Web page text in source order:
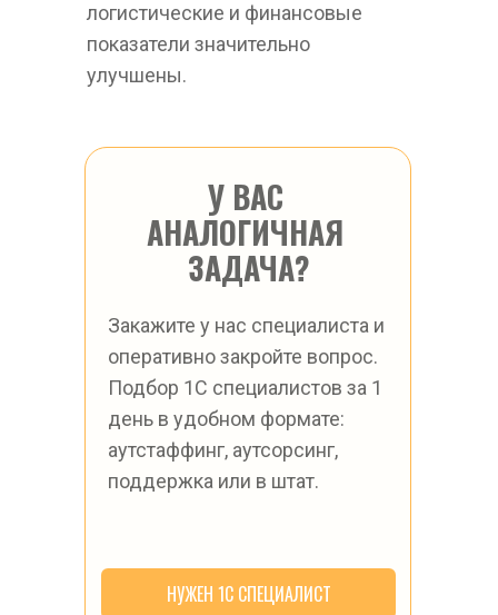
логистические и финансовые
показатели значительно
улучшены.
У ВАС
АНАЛОГИЧНАЯ
ЗАДАЧА?
Закажите у нас специалиста и
оперативно закройте вопрос.
Подбор 1С специалистов за 1
день в удобном формате:
аутстаффинг, аутсорсинг,
поддержка или в штат.
НУЖЕН 1С СПЕЦИАЛИСТ